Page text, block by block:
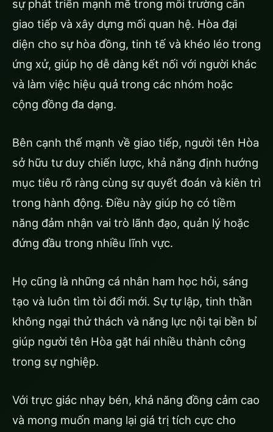
sự phát triển mạnh mẽ trong môi trường cần
giao tiếp và xây dựng mối quan hệ. Hòa đại
diện cho sự hòa đồng, tinh tế và khéo léo trong
ứng xử, giúp họ dễ dàng kết nối với người khác
và làm việc hiệu quả trong các nhóm hoặc
cộng đồng đa dạng.
Bên cạnh thế mạnh về giao tiếp, người tên Hòa
sở hữu tư duy chiến lược, khả năng định hướng
mục tiêu rõ ràng cùng sự quyết đoán và kiên trì
trong hành động. Điều này giúp họ có tiềm
năng đảm nhận vai trò lãnh đạo, quản lý hoặc
đứng đầu trong nhiều lĩnh vực.
Họ cũng là những cá nhân ham học hỏi, sáng
tạo và luôn tìm tòi đổi mới. Sự tự lập, tinh thần
không ngại thử thách và năng lực nội tại bền bỉ
giúp người tên Hòa gặt hái nhiều thành công
trong sự nghiệp.
Với trực giác nhạy bén, khả năng đồng cảm cao
và mong muốn mang lại giá trị tích cực cho